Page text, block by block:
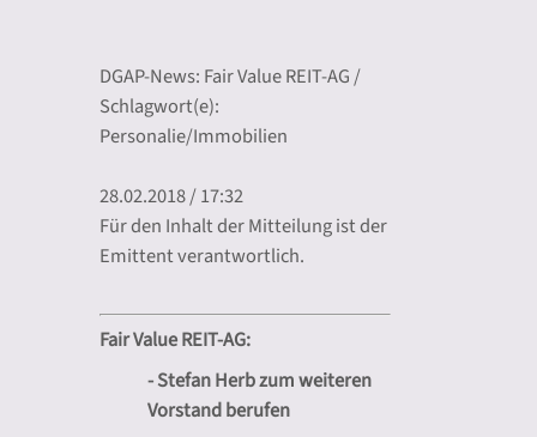
DGAP-News: Fair Value REIT-AG /
Schlagwort(e):
Personalie/Immobilien
28.02.2018 / 17:32
Für den Inhalt der Mitteilung ist der
Emittent verantwortlich.
Fair Value REIT-AG:
- Stefan Herb zum weiteren
Vorstand berufen